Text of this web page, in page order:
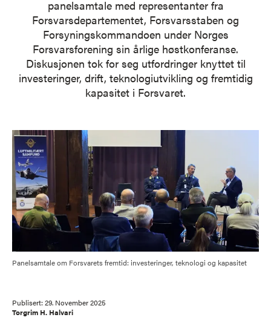
panelsamtale med representanter fra
Forsvarsdepartementet, Forsvarsstaben og
Forsyningskommandoen under Norges
Forsvarsforening sin årlige høstkonferanse.
Diskusjonen tok for seg utfordringer knyttet til
investeringer, drift, teknologiutvikling og fremtidig
kapasitet i Forsvaret.
Panelsamtale om Forsvarets fremtid: investeringer, teknologi og kapasitet
Publisert: 29. November 2025
Torgrim H. Halvari